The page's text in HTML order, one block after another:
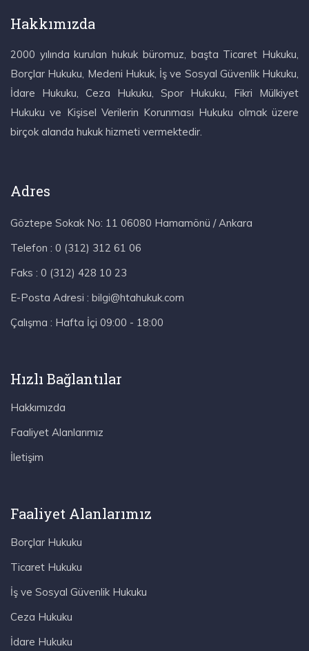
Hakkımızda
2000 yılında kurulan hukuk büromuz, başta Ticaret Hukuku,
Borçlar Hukuku, Medeni Hukuk, İş ve Sosyal Güvenlik Hukuku,
İdare Hukuku, Ceza Hukuku, Spor Hukuku, Fikri Mülkiyet
Hukuku ve Kişisel Verilerin Korunması Hukuku olmak üzere
birçok alanda hukuk hizmeti vermektedir.
Adres
Göztepe Sokak No: 11 06080 Hamamönü / Ankara
Telefon : 0 (312) 312 61 06
Faks : 0 (312) 428 10 23
E-Posta Adresi : bilgi@htahukuk.com
Çalışma : Hafta İçi 09:00 - 18:00
Hızlı Bağlantılar
Hakkımızda
Faaliyet Alanlarımız
İletişim
Faaliyet Alanlarımız
Borçlar Hukuku
Ticaret Hukuku
İş ve Sosyal Güvenlik Hukuku
Ceza Hukuku
İdare Hukuku